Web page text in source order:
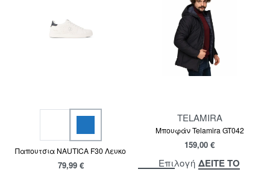
Παπουτσια NAUTICA F30 Λευκο
79,99 €
TELAMIRA
Μπουφάν Telamira GT042
159,00 €
Επιλογή ΔΕΙΤΕ ΤΟ